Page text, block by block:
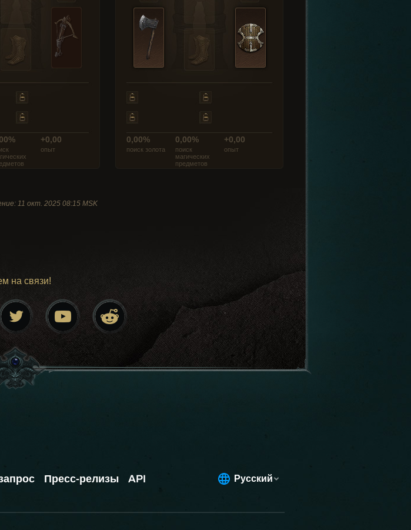
+0,00
опыт
0,00%
поиск золота
0,00%
поиск
магических
предметов
+0,00
опыт
11 окт. 2025 08:15 MSK
на связи!